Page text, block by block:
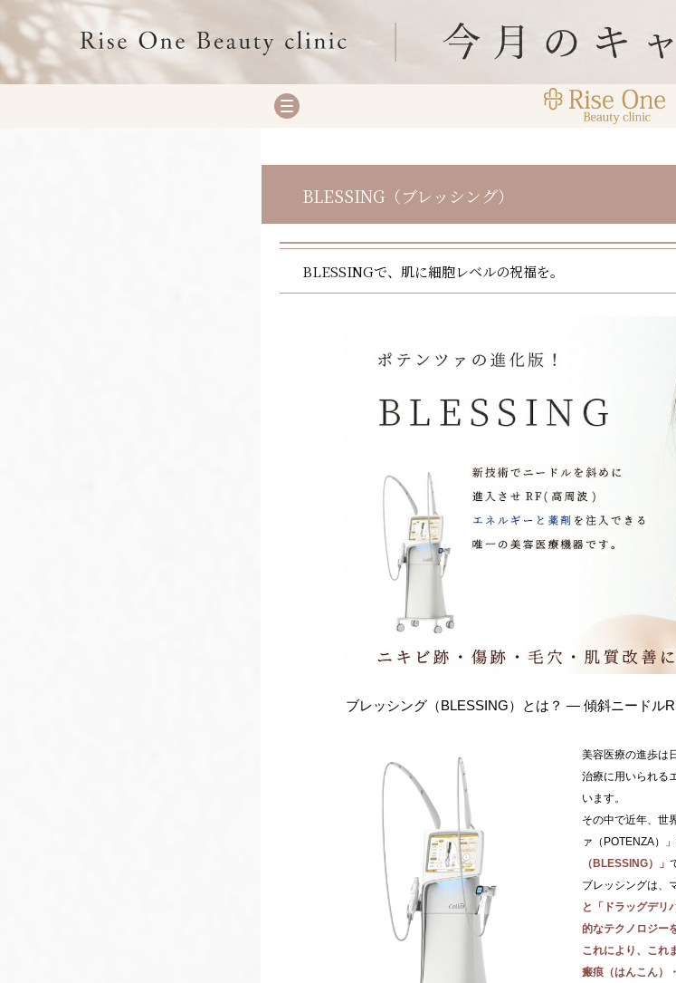
BLESSING（ブレッシング）
BLESSINGで、肌に細胞レベルの祝福を。
ブレッシング（BLESSING）とは？ ― 傾斜ニードル
美容医療の進歩は
治療に用いられる
います。
その中で近年、世
ァ（POTENZA）
（BLESSING）」
ブレッシングは、
と「ドラッグデリ
的なテクノロジー
これにより、これ
瘢痕（はんこん）